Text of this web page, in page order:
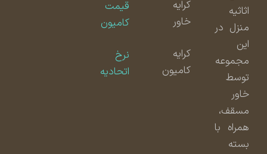
اثاثیه
منزل در
مجموعه
توسط
مسقف،
همراه با
بسته
کامیون
قیمت
کامیون
اتحادیه